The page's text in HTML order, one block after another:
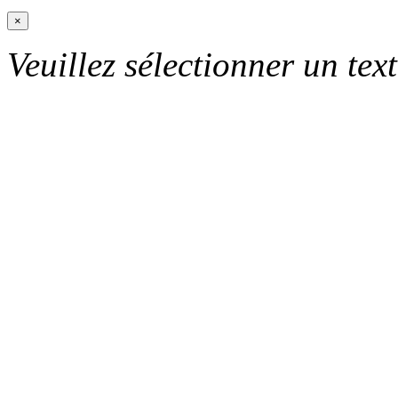
×
Veuillez sélectionner un